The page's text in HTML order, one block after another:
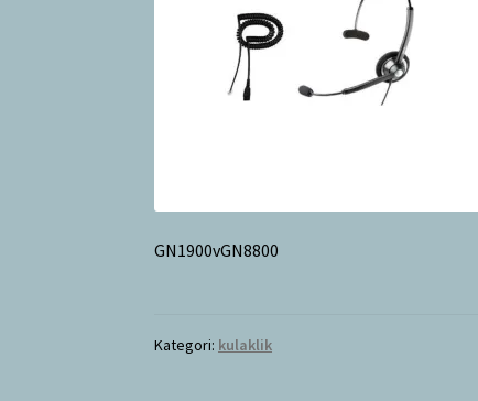
GN1900vGN8800
Kategori: kulaklik